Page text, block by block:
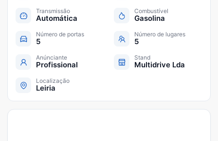
Transmissão
Automática
Combustível
Gasolina
Número de portas
5
Número de lugares
5
Anúnciante
Profissional
Stand
Multidrive Lda
Localização
Leiria